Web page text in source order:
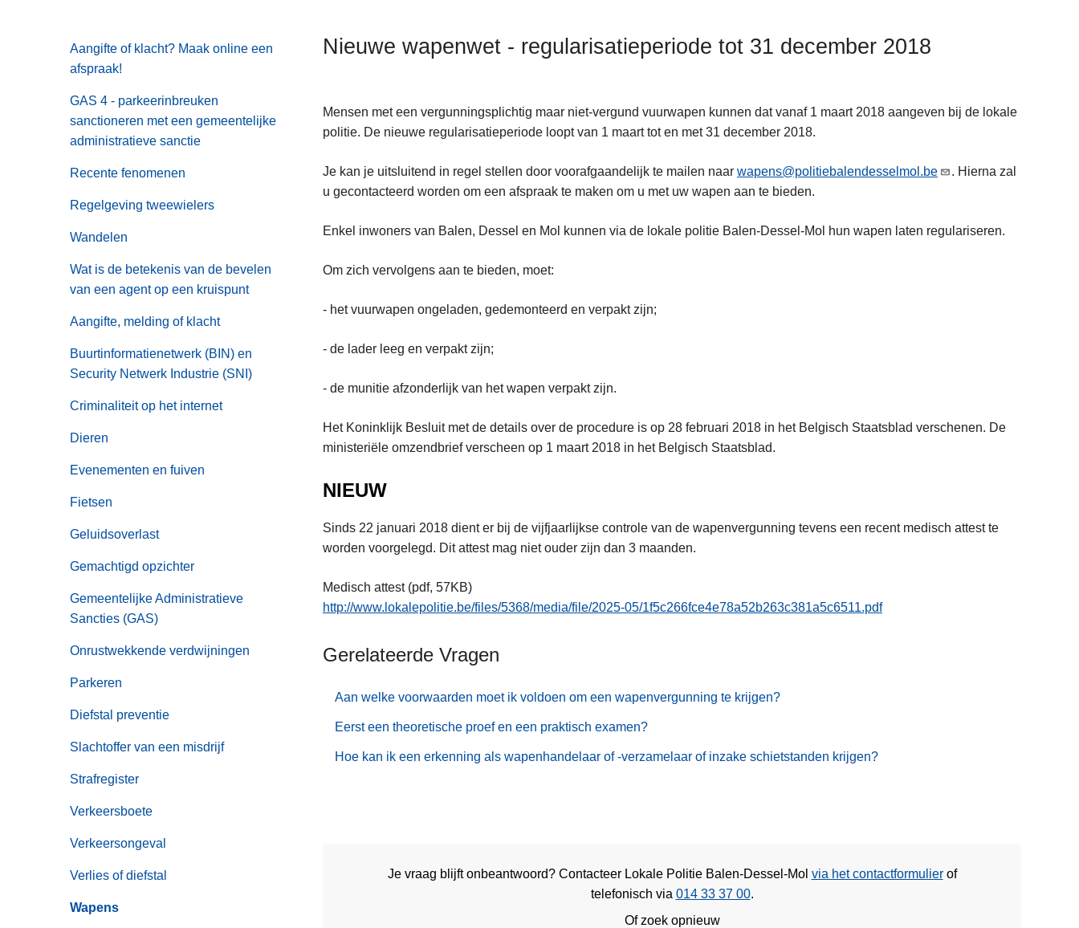
Aangifte of klacht? Maak online een
afspraak!
GAS 4 - parkeerinbreuken
sanctioneren met een gemeentelijke
administratieve sanctie
Recente fenomenen
Regelgeving tweewielers
Wandelen
Wat is de betekenis van de bevelen
van een agent op een kruispunt
Aangifte, melding of klacht
Buurtinformatienetwerk (BIN) en
Security Netwerk Industrie (SNI)
Criminaliteit op het internet
Dieren
Evenementen en fuiven
Fietsen
Geluidsoverlast
Gemachtigd opzichter
Gemeentelijke Administratieve
Sancties (GAS)
Onrustwekkende verdwijningen
Parkeren
Diefstal preventie
Slachtoffer van een misdrijf
Strafregister
Verkeersboete
Verkeersongeval
Verlies of diefstal
Wapens
Nieuwe wapenwet - regularisatieperiode tot 31 december 2018
Mensen met een vergunningsplichtig maar niet-vergund vuurwapen kunnen dat vanaf 1 maart 2018 aangeven bij de lokale
politie. De nieuwe regularisatieperiode loopt van 1 maart tot en met 31 december 2018.
Je kan je uitsluitend in regel stellen door voorafgaandelijk te mailen naar wapens@politiebalendesselmol.be
. Hierna zal
u gecontacteerd worden om een afspraak te maken om u met uw wapen aan te bieden.
Enkel inwoners van Balen, Dessel en Mol kunnen via de lokale politie Balen-Dessel-Mol hun wapen laten regulariseren.
Om zich vervolgens aan te bieden, moet:
- het vuurwapen ongeladen, gedemonteerd en verpakt zijn;
- de lader leeg en verpakt zijn;
- de munitie afzonderlijk van het wapen verpakt zijn.
Het Koninklijk Besluit met de details over de procedure is op 28 februari 2018 in het Belgisch Staatsblad verschenen. De
ministeriële omzendbrief verscheen op 1 maart 2018 in het Belgisch Staatsblad.
NIEUW
Sinds 22 januari 2018 dient er bij de vijfjaarlijkse controle van de wapenvergunning tevens een recent medisch attest te
worden voorgelegd. Dit attest mag niet ouder zijn dan 3 maanden.
Medisch attest (pdf, 57KB)
http://www.lokalepolitie.be/files/5368/media/file/2025-05/1f5c266fce4e78a52b263c381a5c6511.pdf
Gerelateerde Vragen
Aan welke voorwaarden moet ik voldoen om een wapenvergunning te krijgen?
Eerst een theoretische proef en een praktisch examen?
Hoe kan ik een erkenning als wapenhandelaar of -verzamelaar of inzake schietstanden krijgen?
Je vraag blijft onbeantwoord? Contacteer Lokale Politie Balen-Dessel-Mol via het contactformulierof
telefonisch via 014 33 37 00.
Of zoek opnieuw